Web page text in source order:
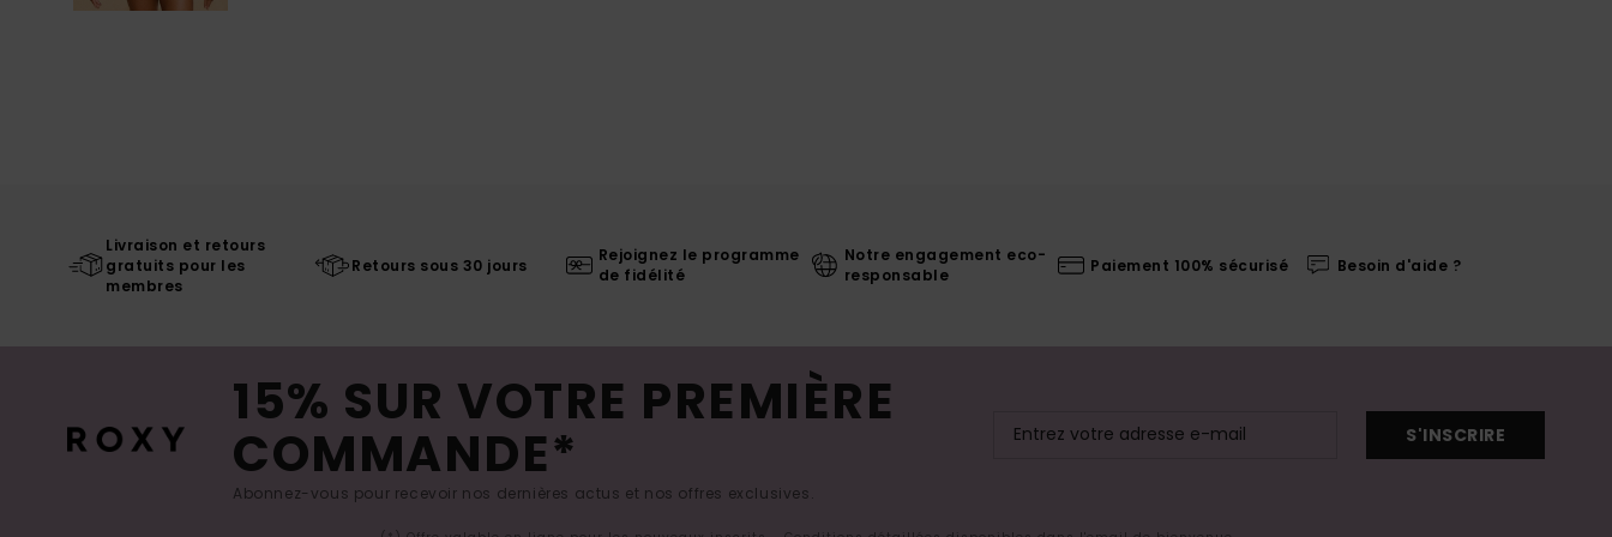
Livraison et retours
gratuits pour les
membres
Retours sous 30 jours
Rejoignez le programme
de fidélité
Notre engagement eco-
responsable
Paiement 100% sécurisé Besoin d'aide ?
15% SUR VOTRE PREMIÈRE
COMMANDE*
Abonnez-vous pour recevoir nos dernières actus et nos offres exclusives.
S'INSCRIRE